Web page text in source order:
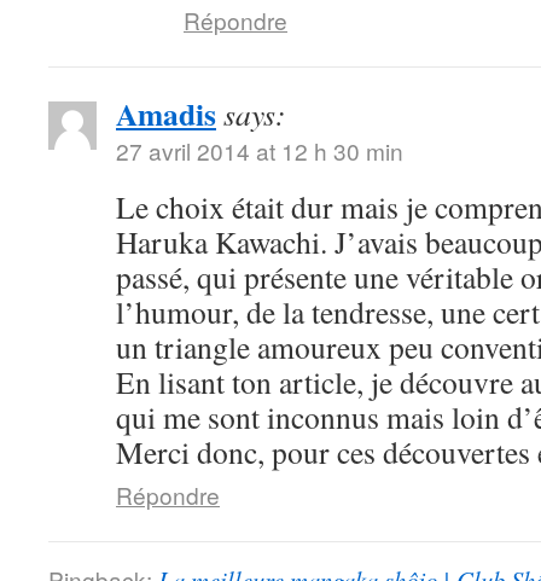
Répondre
Amadissays:
27 avril 2014 at 12 h 30 min
Le choix était dur mais je
Haruka Kawachi. J’avais
passé, qui présente une véritable
l’humour, de la tendresse, une
un triangle amoureux peu
En lisant ton article, je découvre
qui me sont inconnus mais loin
Merci donc, pour ces
Répondre